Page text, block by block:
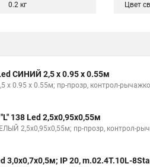
0.2 кг Цвет
СИНИЙ 2,5 x 0.95 x 0.55м
x 0.95 x 0.55м; пр-прозр, контрол-
138 Led 2,5х0,95х0,55м
2,5х0,95х0,55м; пр-прозр, контрол-
3,0х0,7х0,5м; IP 20, m.02.4T.10L-